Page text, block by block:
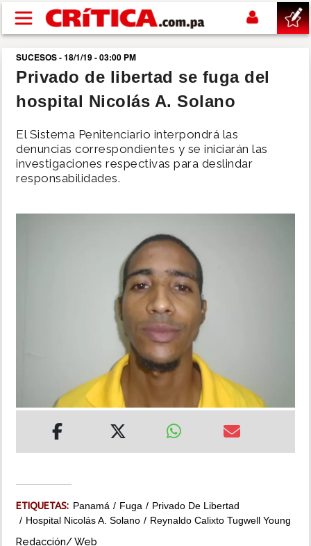
Pasar al contenido principal
buscar
SUCESOS
NACIONAL
POLÍTICA
SUCESOS - 18/1/19 - 03:00 PM
Privado de libertad se fuga del
hospital Nicolás A. Solano
El Sistema Penitenciario interpondrá las
denuncias correspondientes y se iniciarán las
investigaciones respectivas para deslindar
responsabilidades.
ETIQUETAS: Panamá Fuga
Privado De Libertad
Hospital Nicolás A. Solano
Reynaldo Calixto Tugwell Young
Redacción/ Web